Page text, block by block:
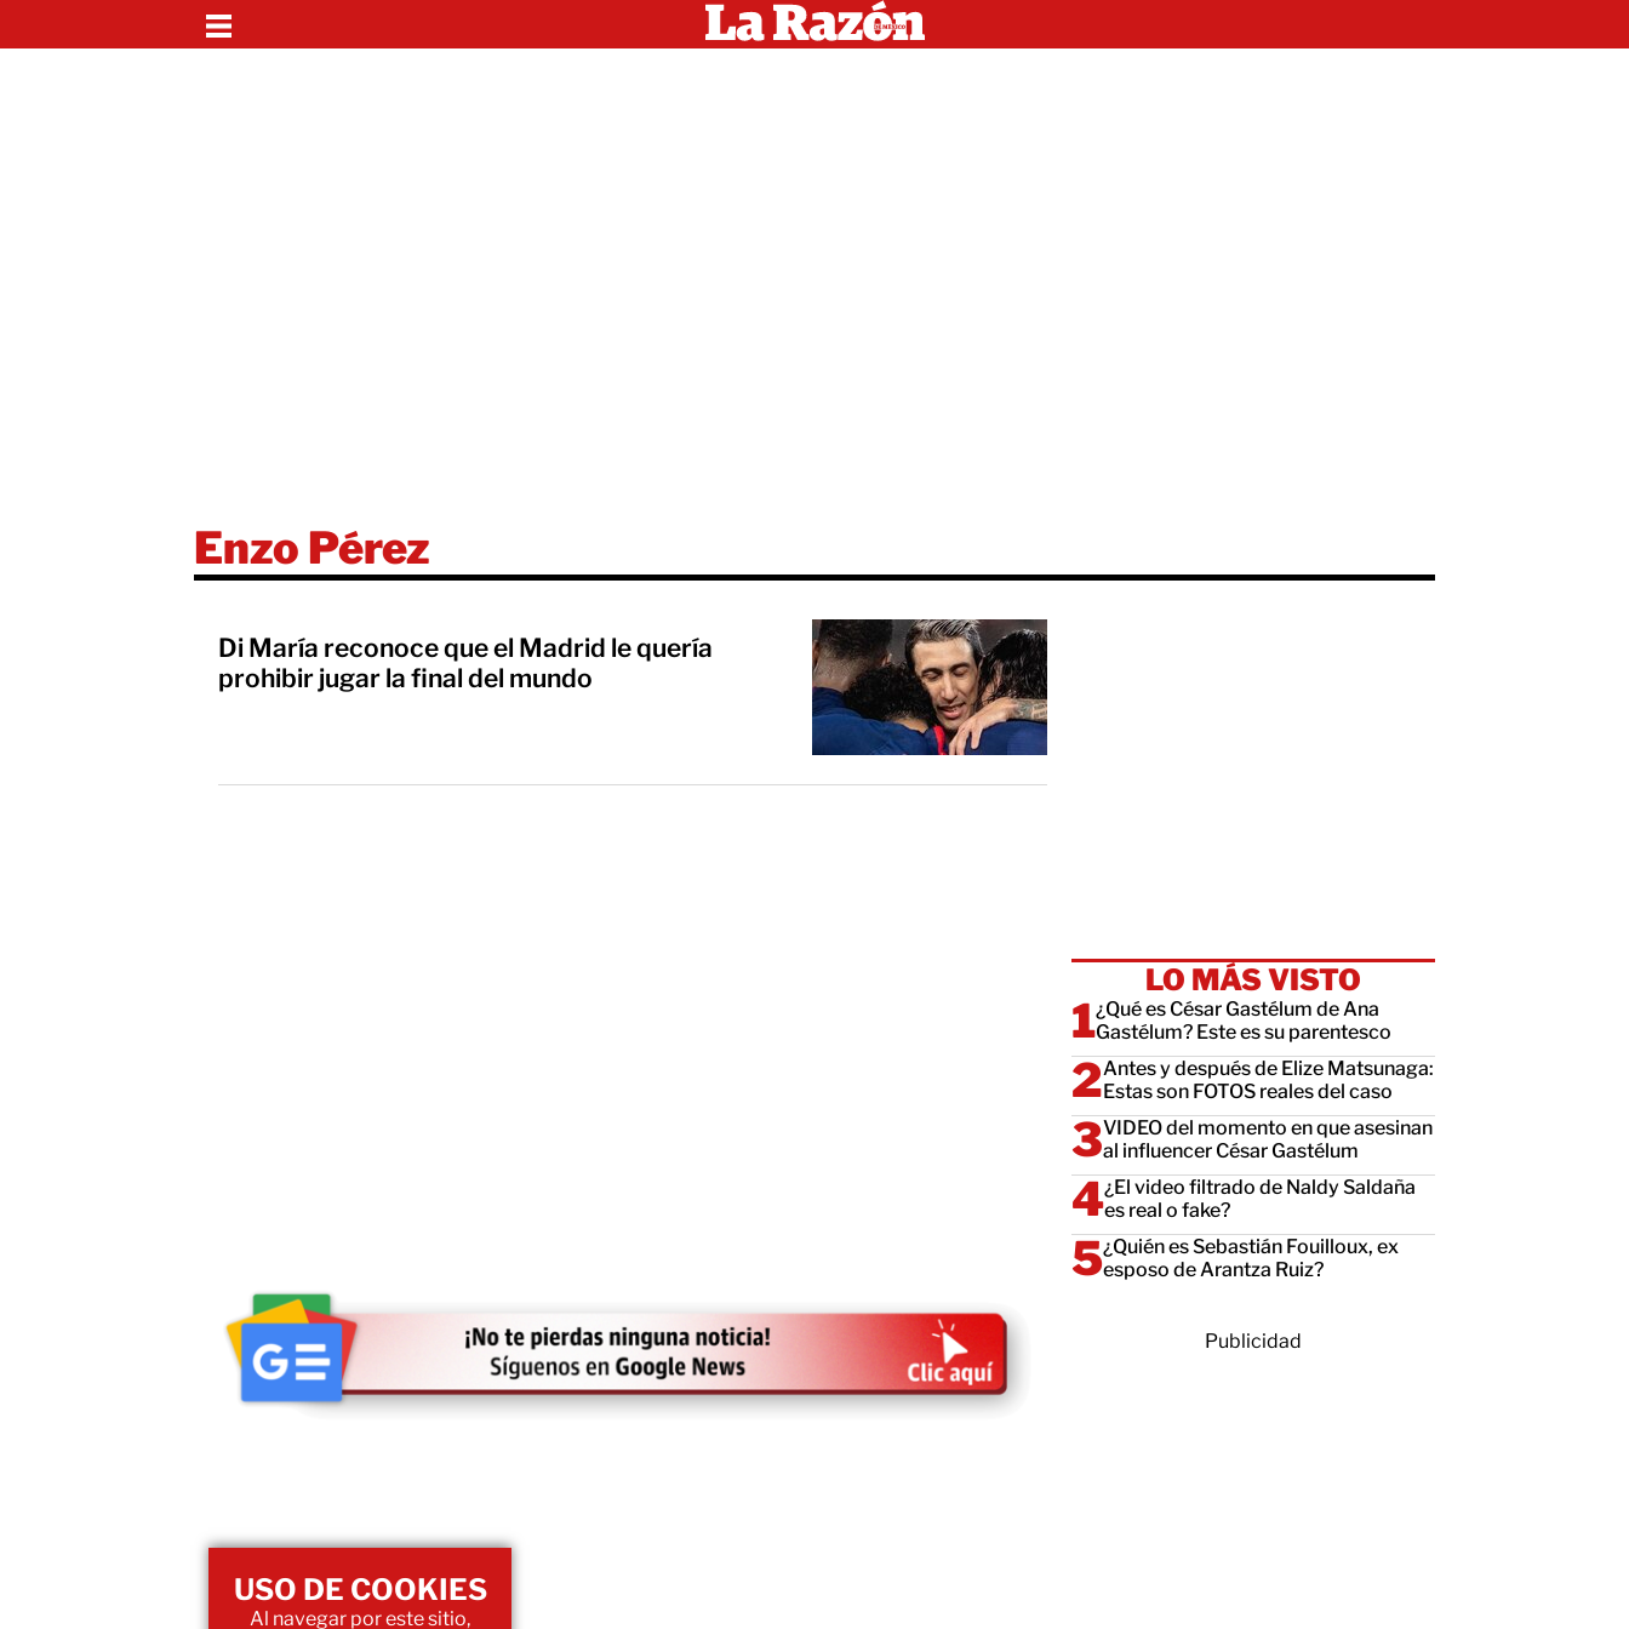
Enzo Pérez
Di María reconoce que el Madrid le quería
prohibir jugar la final del mundo
LO MÁS VISTO
¿Qué es César Gastélum de Ana
Gastélum? Este es su parentesco
Antes y después de Elize Matsunaga:
Estas son FOTOS reales del caso
VIDEO del momento en que asesinan
al influencer César Gastélum
¿El video filtrado de Naldy Saldaña
es real o fake?
¿Quién es Sebastián Fouilloux, ex
esposo de Arantza Ruiz?
Publicidad
USO DE COOKIES
Al navegar por este sitio,